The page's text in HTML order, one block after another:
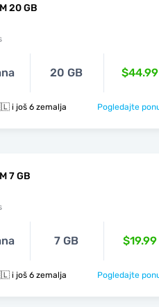
20 GB
20 GB $44.99
🇦🇷 🇧🇷 🇨🇱 i još 6 zemalja Pogledajte
7 GB
7 GB $19.99
🇦🇷 🇧🇷 🇨🇱 i još 6 zemalja Pogledajte